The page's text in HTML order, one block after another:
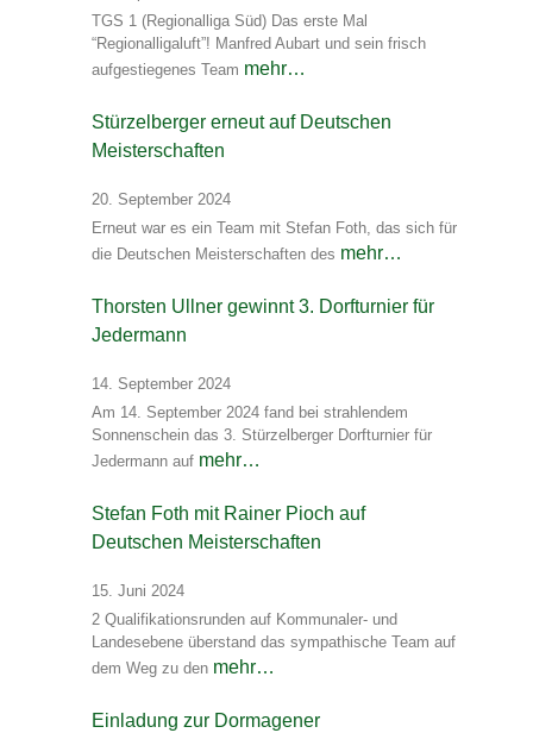
TGS 1 (Regionalliga Süd) Das erste Mal
“Regionalligaluft”! Manfred Aubart und sein frisch
aufgestiegenes Team mehr…
Stürzelberger erneut auf Deutschen
Meisterschaften
20. September 2024
Erneut war es ein Team mit Stefan Foth, das sich für
die Deutschen Meisterschaften des mehr…
Thorsten Ullner gewinnt 3. Dorfturnier für
Jedermann
14. September 2024
Am 14. September 2024 fand bei strahlendem
Sonnenschein das 3. Stürzelberger Dorfturnier für
Jedermann auf mehr…
Stefan Foth mit Rainer Pioch auf
Deutschen Meisterschaften
15. Juni 2024
2 Qualifikationsrunden auf Kommunaler- und
Landesebene überstand das sympathische Team auf
dem Weg zu den mehr…
Einladung zur Dormagener